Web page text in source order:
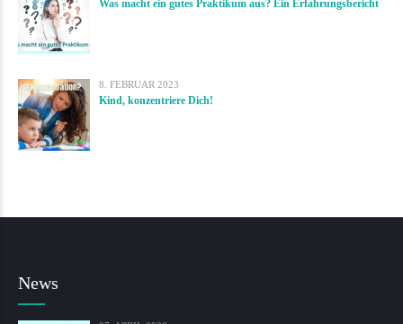
Was macht ein gutes Praktikum aus? Ein Erfahrungsbericht
8. FEBRUAR 2023
Kind, konzentriere Dich!
News